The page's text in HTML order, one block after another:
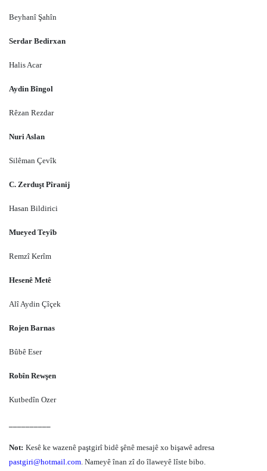
Beyhanî Şahîn
Serdar Bedirxan
Halis Acar
Aydin Bîngol
Rêzan Rezdar
Nuri Aslan
Silêman Çevîk
C. Zerduşt Pîranij
Hasan Bildirici
Mueyed Teyîb
Remzî Kerîm
Hesenê Metê
Alî Aydin Çîçek
Rojen Barnas
Bûbê Eser
Robîn Rewşen
Kutbedîn Ozer
Not: Kesê ke wazenê paştgirî bidê şênê mesajê xo bişawê adresa
pastgiri@hotmail.com. Nameyê înan zî do îlaweyê lîste bibo.